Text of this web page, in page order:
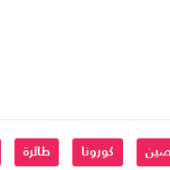
كورونا طائرة